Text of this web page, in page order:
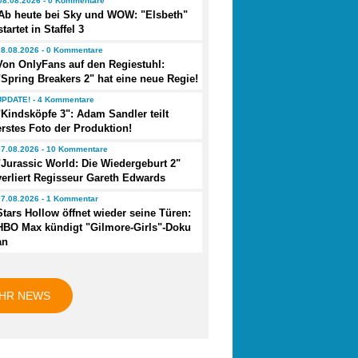
heute bei Sky und WOW: "Elsbeth"
in Staffel 3
- 0 Kommentare
OnlyFans auf den Regiestuhl:
Breakers 2" hat eine neue Regie!
- 4 Kommentare
3": Adam Sandler teilt
Foto der Produktion!
- 10 Kommentare
World: Die Wiedergeburt 2"
Regisseur Gareth Edwards
- 1 Kommentar
Hollow öffnet wieder seine Türen:
Max kündigt "Gilmore-Girls"-Doku
NEWS